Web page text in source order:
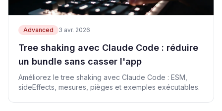
Advanced 3 avr. 2026
Tree shaking avec Claude Code : réduire
un bundle sans casser l'app
Améliorez le tree shaking avec Claude Code : ESM,
sideEffects, mesures, pièges et exemples exécutables.